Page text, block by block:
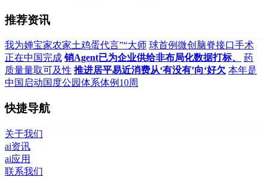
推荐资讯
我为婵宝家农家土鸡蛋代言”“大师 球首例微创脑脊接口手术
正在中国完成 销Agent已为企业供给非布局化数据打标、
药
质量量取可及性 推进居平易近消费从‘有没有’向‘好欠 本年是
中国启动国度公园体系体例10周
快捷导航
关于我们
ai资讯
ai应用
联系我们